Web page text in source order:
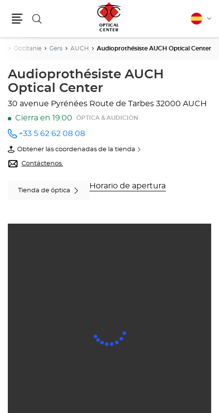
Buscar Español
Occitanie Gers AUCH Audioprothésiste AUCH Optical Center
Audioprothésiste AUCH
Optical Center
30 avenue Pyrénées Route de Tarbes 32000 AUCH
Cierra en 19:00
ÓPTICA & AUDICIÓN
número
de
teléfono
+33 5 62 62 08 08
Obtener las coordenadas de la tienda
de
Audioprothésiste
AUCH
Contáctenos.
Tienda de óptica
Horario de apertura